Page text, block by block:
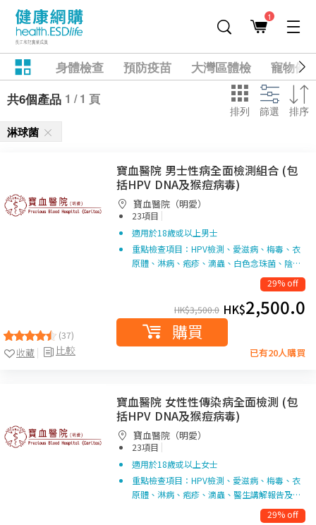
1
身體檢查 預防疫苗 大灣區體檢
寵物健
共6個產品 1 / 1 頁
排列 篩選 排序
淋球菌
(37)
比較
收藏
寶血醫院 男士性病全面檢測組合 (包
括HPV DNA及猴痘病毒)
寶血醫院（明愛）
23項目 |
適用於18歲或以上男士
重點檢查項目：HPV檢測、愛滋病、梅毒、衣
原體、淋病、疱疹、滴蟲、白色念珠菌、陰…
29% off
HK$3,500.0 HK$2,500.0
購買
已有20人購買
寶血醫院 女性性傳染病全面檢測 (包
括HPV DNA及猴痘病毒)
寶血醫院（明愛）
23項目 |
適用於18歲或以上女士
重點檢查項目：HPV檢測、愛滋病、梅毒、衣
原體、淋病、疱疹、滴蟲、醫生講解報告及…
29% off